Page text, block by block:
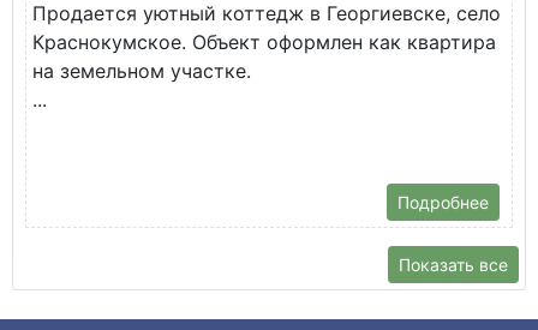
Продается уютный коттедж в Георгиевске, село
Краснокумское. Объект оформлен как квартира
на земельном участке.
...
Подробнее
Показать все